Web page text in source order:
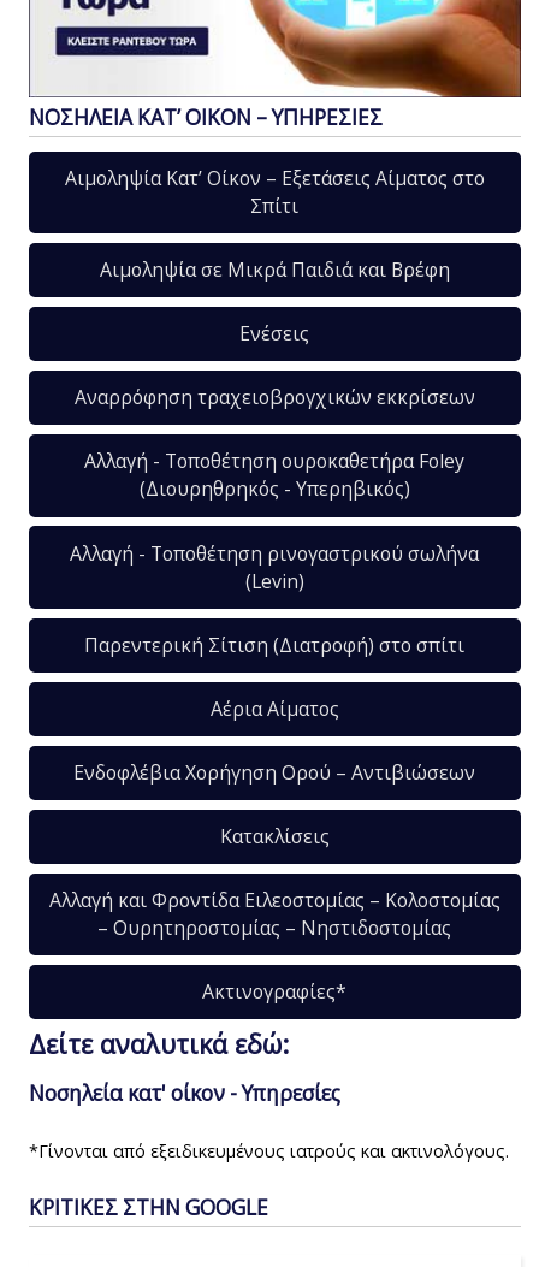
ΝΟΣΗΛΕΙΑ ΚΑΤ’ ΟΙΚΟΝ – ΥΠΗΡΕΣΙΕΣ
Αιμοληψία Κατ’ Οίκον – Εξετάσεις Αίματος στο
Σπίτι
Αιμοληψία σε Μικρά Παιδιά και Βρέφη
Ενέσεις
Αναρρόφηση τραχειοβρογχικών εκκρίσεων
Αλλαγή - Τοποθέτηση ουροκαθετήρα Foley
(Διουρηθρηκός - Υπερηβικός)
Αλλαγή - Τοποθέτηση ρινογαστρικού σωλήνα
(Levin)
Παρεντερική Σίτιση (Διατροφή) στο σπίτι
Αέρια Αίματος
Ενδοφλέβια Χορήγηση Ορού – Αντιβιώσεων
Κατακλίσεις
Αλλαγή και Φροντίδα Ειλεοστομίας – Κολοστομίας
– Ουρητηροστομίας – Νηστιδοστομίας
Ακτινογραφίες*
Δείτε αναλυτικά εδώ:
Νοσηλεία κατ' οίκον - Υπηρεσίες
*Γίνονται από εξειδικευμένους ιατρούς και ακτινολόγους.
ΚΡΙΤΙΚΕΣ ΣΤΗΝ GOOGLE